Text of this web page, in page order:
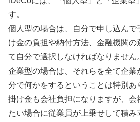
す。
個人型の場合は、自分で申し込ん
け金の負担や納付方法、金融機関
て自分で選択しなければなりません
企業型の場合は、それらを全て企業
分で何かをするということは特別あ
掛け金も会社負担になりますが、会
たい場合に従業員が上乗せして積